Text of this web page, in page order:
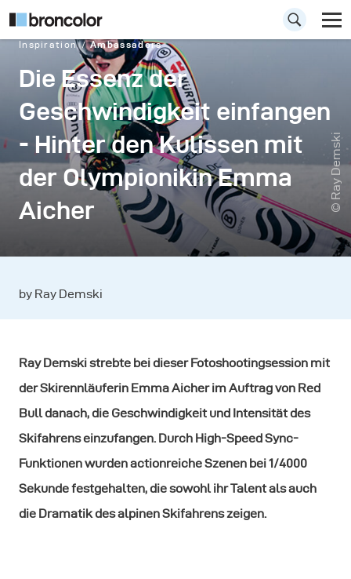
Inspiration Ambassadors
Die Essenz der
Geschwindigkeit einfangen
- Hinter den Kulissen mit
der Olympionikin Emma
Aicher
© Ray Demski
by Ray Demski
Ray Demski strebte bei dieser Fotoshootingsession mit
der Skirennläuferin Emma Aicher im Auftrag von Red
Bull danach, die Geschwindigkeit und Intensität des
Skifahrens einzufangen. Durch High-Speed Sync-
Funktionen wurden actionreiche Szenen bei 1/4000
Sekunde festgehalten, die sowohl ihr Talent als auch
die Dramatik des alpinen Skifahrens zeigen.